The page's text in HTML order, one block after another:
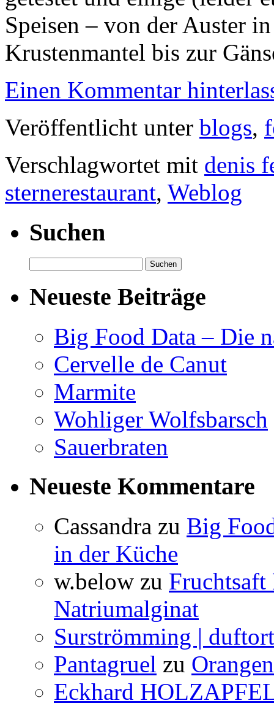
Speisen – von der Auster
Krustenmantel bis zur
Einen Kommentar
Veröffentlicht unter blogs,
Verschlagwortet mit denis
sternerestaurant, Weblog
Suchen
nach:
Neueste Beiträge
Big Food Data – Die
Cervelle de Canut
Marmite
Wohliger Wolfsbarsch
Sauerbraten
Neueste Kommentare
Cassandra zu Big
in der Küche
w.below zu
Natriumalginat
Surströmming |
Pantagruel zu
Eckhard